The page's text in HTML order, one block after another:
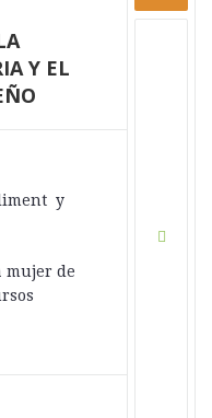
Y EL
y
mujer de